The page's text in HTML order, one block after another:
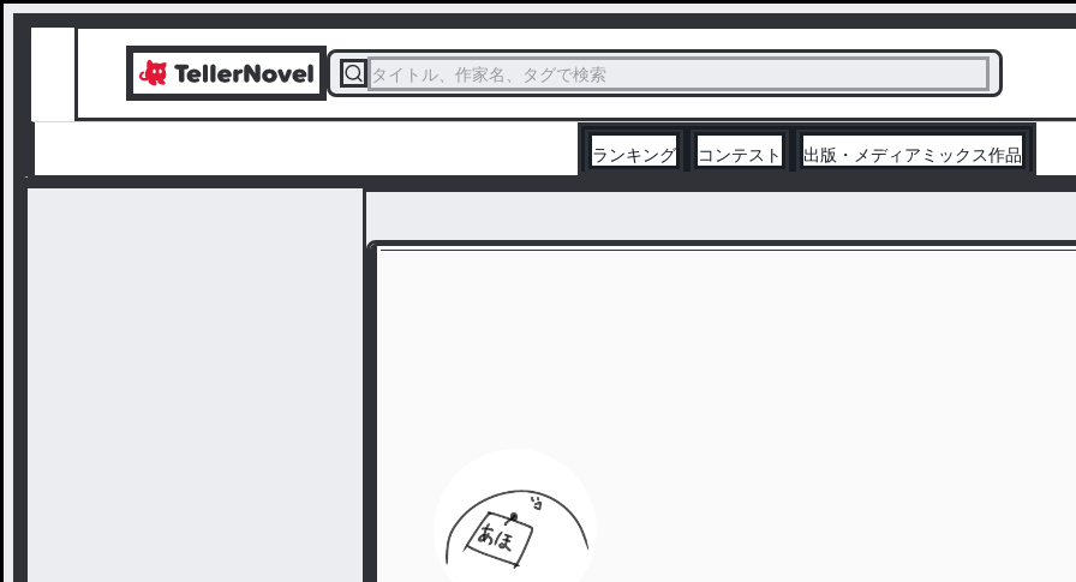
タイトル、作家名、タグで検索
ランキング コンテスト 出版・メディアミックス作品